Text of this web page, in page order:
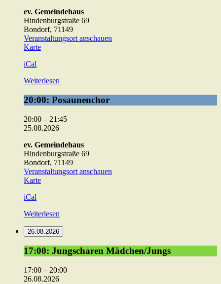
ev. Gemeindehaus
Hindenburgstraße 69
Bondorf, 71149
Veranstaltungsort anschauen
Karteev.
iCal
Weiterlesen
20:00:
Posaunenchor
20:00: Posaunenchor
20:00 – 21:45
25.08.2026
ev. Gemeindehaus
Hindenburgstraße 69
Bondorf, 71149
Veranstaltungsort anschauen
Karteev.
iCal
Weiterlesen
26.08.2026
17:00:
Jungscharen
Mädchen/Jungs
17:00: Jungscharen Mädchen/Jungs
17:00 – 20:00
26.08.2026